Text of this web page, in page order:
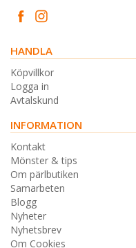
HANDLA
Köpvillkor
Logga in
Avtalskund
INFORMATION
Kontakt
Mönster & tips
Om pärlbutiken
Samarbeten
Blogg
Nyheter
Nyhetsbrev
Om Cookies